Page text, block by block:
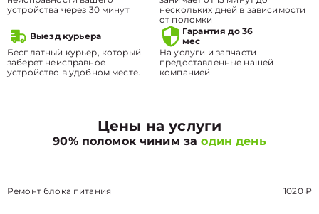
устройства через 30 минут
нескольких дней в зависимости
от поломки
Выезд курьера
Бесплатный курьер, который
заберет неисправное
устройство в удобном месте.
Гарантия до 36
мес
На услуги и запчасти
предоставленные нашей
компанией
Цены на услуги
90% поломок чиним заодин день
Ремонт блока питания 1020 ₽